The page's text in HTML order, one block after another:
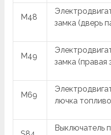
M48
замка (дверь
M49
замка (правая
M69
лючка
Выключатель